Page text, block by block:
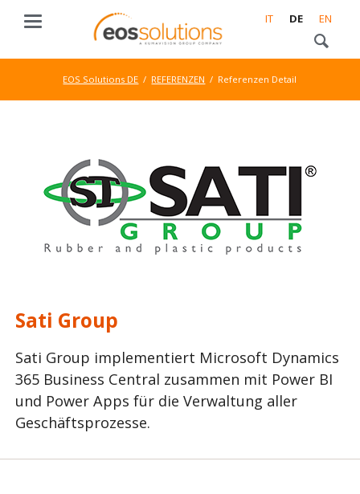
IT DE EN
EOS Solutions DE REFERENZEN Referenzen Detail
Sati Group
Sati Group implementiert Microsoft Dynamics
365 Business Central zusammen mit Power BI
und Power Apps für die Verwaltung aller
Geschäftsprozesse.